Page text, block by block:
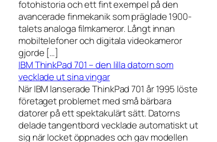
fotohistoria och ett fint exempel på den
avancerade finmekanik som präglade 1900-
talets analoga filmkameror. Långt innan
mobiltelefoner och digitala videokameror
gjorde […]
IBM ThinkPad 701 – den lilla datorn som
vecklade ut sina vingar
När IBM lanserade ThinkPad 701 år 1995 löste
företaget problemet med små bärbara
datorer på ett spektakulärt sätt. Datorns
delade tangentbord vecklade automatiskt ut
sig när locket öppnades och gav modellen